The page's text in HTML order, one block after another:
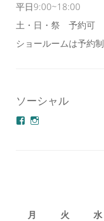
平日9:00~18:00
土・日・祭 予約可
ショールームは予約制
ソーシャル
azuminonoie
を
derakoubou
月 火 水